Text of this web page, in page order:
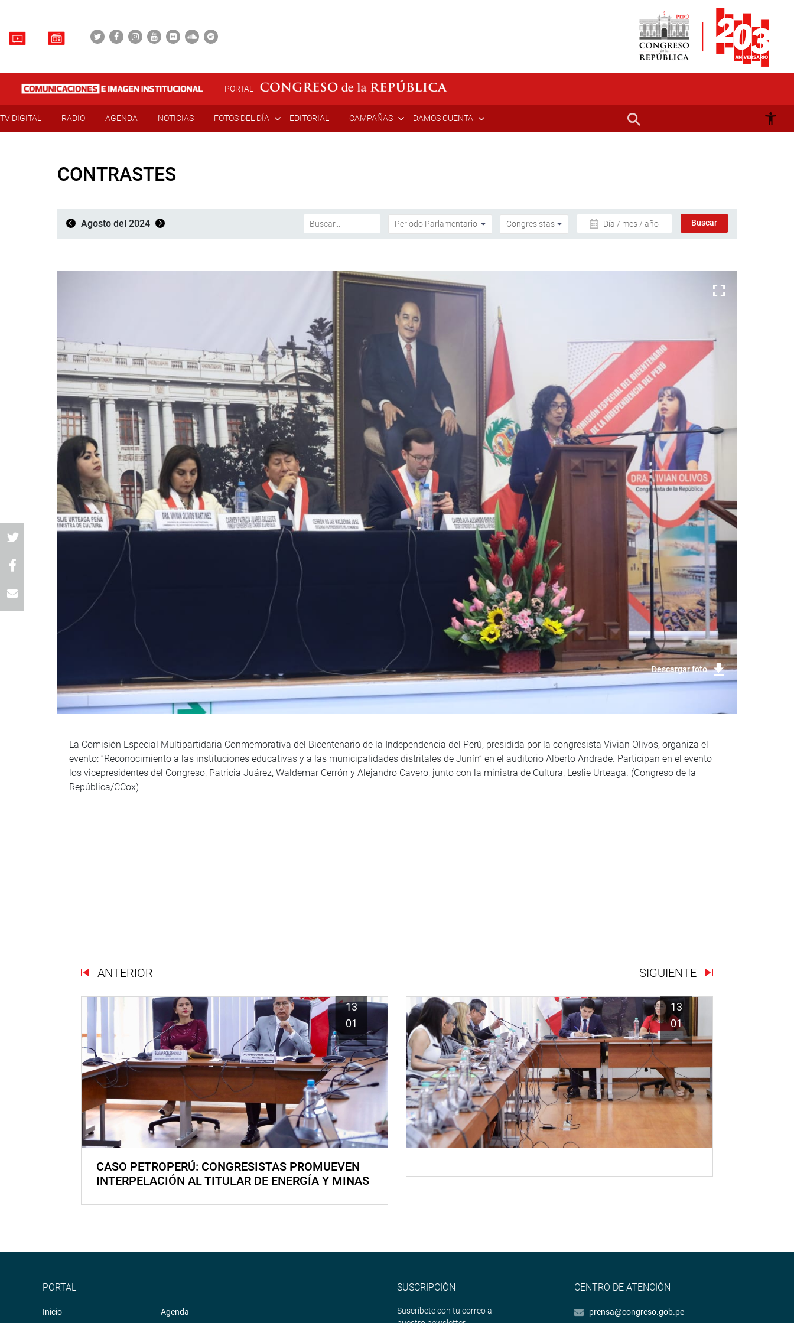
PORTAL
TV DIGITAL RADIO AGENDA NOTICIAS FOTOS DEL DÍA EDITORIAL CAMPAÑAS DAMOS CUENTA
CONTRASTES
Agosto del 2024 Día / mes / año
Descargar foto
La Comisión Especial Multipartidaria Conmemorativa del Bicentenario de la Independencia del Perú, presidida por la congresista Vivian Olivos, organiza el
evento: “Reconocimiento a las instituciones educativas y a las municipalidades distritales de Junín” en el auditorio Alberto Andrade. Participan en el evento
los vicepresidentes del Congreso, Patricia Juárez, Waldemar Cerrón y Alejandro Cavero, junto con la ministra de Cultura, Leslie Urteaga. (Congreso de la
República/CCox)
ANTERIOR SIGUIENTE
13
01
CASO PETROPERÚ: CONGRESISTAS PROMUEVEN
INTERPELACIÓN AL TITULAR DE ENERGÍA Y MINAS
13
01
PORTAL
Inicio Agenda
SUSCRIPCIÓN
Suscríbete con tu correo a
CENTRO DE ATENCIÓN
prensa@congreso.gob.pe